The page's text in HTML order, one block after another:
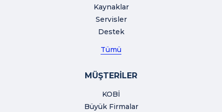
Kaynaklar
Servisler
Destek
Tümü
MÜŞTERİLER
KOBİ
Büyük Firmalar